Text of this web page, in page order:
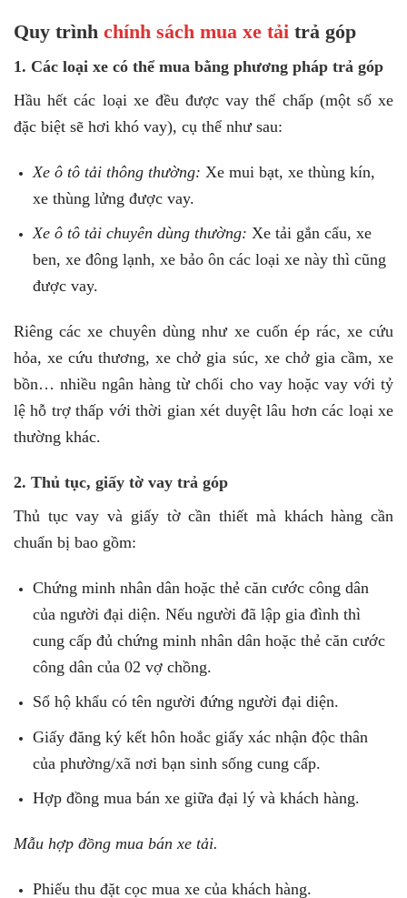
Quy trình chính sách mua xe tải trả góp
1. Các loại xe có thể mua bằng phương pháp trả góp
Hầu hết các loại xe đều được vay thế chấp (một số xe
đặc biệt sẽ hơi khó vay), cụ thể như sau:
Xe ô tô tải thông thường: Xe mui bạt, xe thùng kín,
xe thùng lửng được vay.
Xe ô tô tải chuyên dùng thường: Xe tải gắn cẩu, xe
ben, xe đông lạnh, xe bảo ôn các loại xe này thì cũng
được vay.
Riêng các xe chuyên dùng như xe cuốn ép rác, xe cứu
hỏa, xe cứu thương, xe chở gia súc, xe chở gia cầm, xe
bồn… nhiều ngân hàng từ chối cho vay hoặc vay với tỷ
lệ hỗ trợ thấp với thời gian xét duyệt lâu hơn các loại xe
thường khác.
2. Thủ tục, giấy tờ vay trả góp
Thủ tục vay và giấy tờ cần thiết mà khách hàng cần
chuẩn bị bao gồm:
Chứng minh nhân dân hoặc thẻ căn cước công dân
của người đại diện. Nếu người đã lập gia đình thì
cung cấp đủ chứng minh nhân dân hoặc thẻ căn cước
công dân của 02 vợ chồng.
Sổ hộ khẩu có tên người đứng người đại diện.
Giấy đăng ký kết hôn hoắc giấy xác nhận độc thân
của phường/xã nơi bạn sinh sống cung cấp.
Hợp đồng mua bán xe giữa đại lý và khách hàng.
Mẫu hợp đồng mua bán xe tải.
Phiếu thu đặt cọc mua xe của khách hàng.